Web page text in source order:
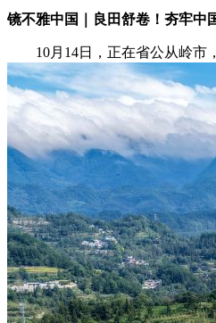
镜不雅中国｜良田舒卷！夯牢中
10月14日，正在省公从岭市，